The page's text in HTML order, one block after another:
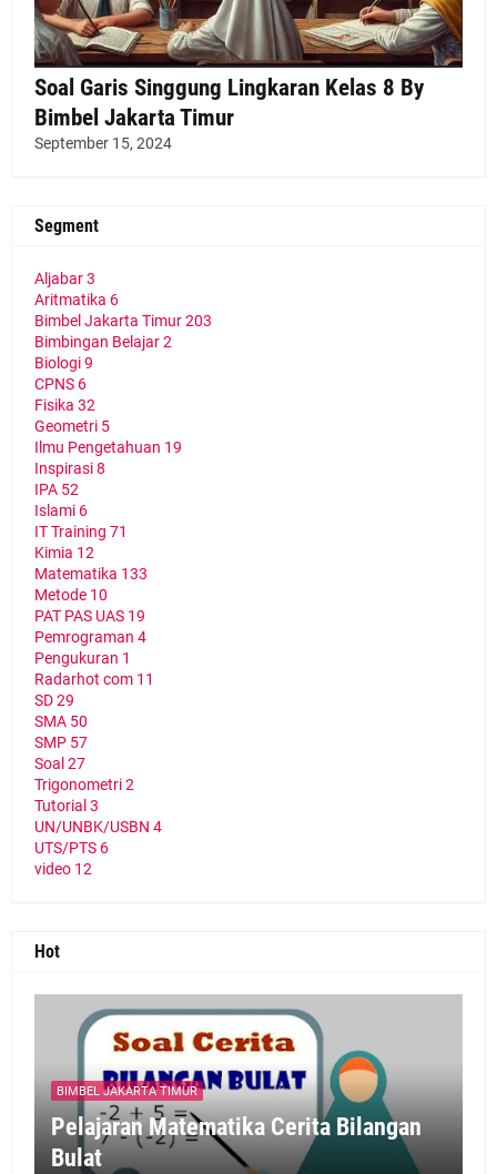
Soal Garis Singgung Lingkaran Kelas 8 By
Bimbel Jakarta Timur
September 15, 2024
Segment
Aljabar3
Aritmatika 6
Bimbel Jakarta Timur203
Bimbingan Belajar2
Biologi9
CPNS 6
Fisika 32
Geometri 5
Ilmu Pengetahuan 19
Inspirasi8
IPA 52
Islami 6
IT Training 71
Kimia 12
Matematika 133
Metode 10
PAT PAS UAS 19
Pemrograman 4
Pengukuran 1
Radarhot com 11
SD29
SMA 50
SMP 57
Soal 27
Trigonometri2
Tutorial 3
UN/UNBK/USBN 4
UTS/PTS 6
video 12
Hot
BIMBEL JAKARTA TIMUR
Pelajaran Matematika Cerita Bilangan
Bulat